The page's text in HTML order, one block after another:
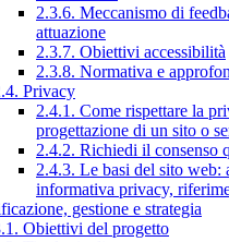
2.3.6. Meccanismo di
attuazione
2.3.7. Obiettivi accessibilità
2.3.8. Normativa e
Privacy
2.4.1. Come rispettare la
progettazione di un sito o
2.4.2. Richiedi il consenso
2.4.3. Le basi del sito web:
informativa privacy,
gestione e strategia
Obiettivi del progetto